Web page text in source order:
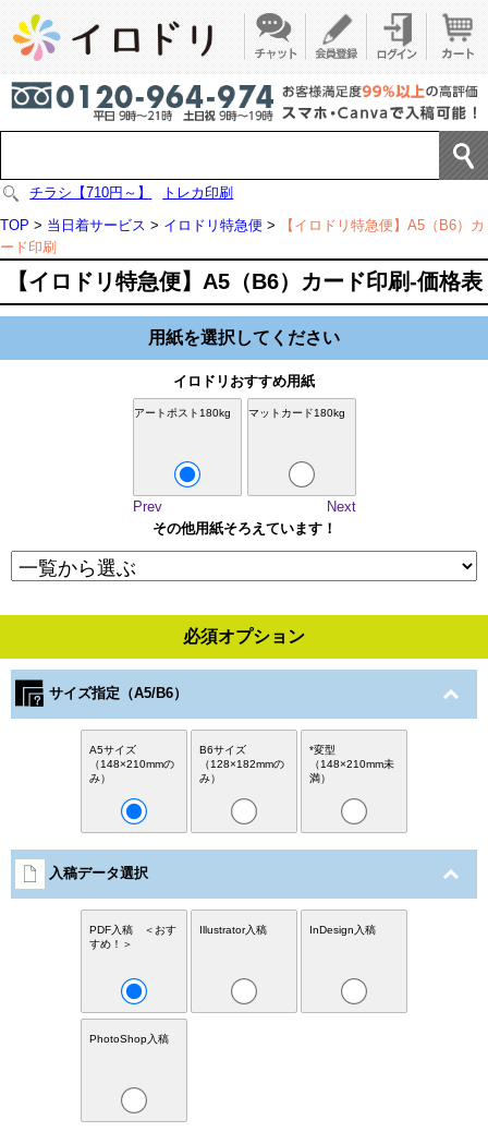
チラシ【710円～】
トレカ印刷
TOP > 当日着サービス > イロドリ特急便 >
【イロドリ特急便】A5（B6）カ
ード印刷
【イロドリ特急便】A5（B6）カード印刷-価格表
用紙を選択してください
イロドリおすすめ用紙
アートポスト180kg マットカード180kg
Prev
Next
その他用紙そろえています！
必須オプション
サイズ指定（A5/B6）
A5サイズ
（148×210mmの
み）
B6サイズ
（128×182mmの
み）
*変型
（148×210mm未
満）
入稿データ選択
PDF入稿 ＜おす
すめ！＞
Illustrator入稿 InDesign入稿
PhotoShop入稿